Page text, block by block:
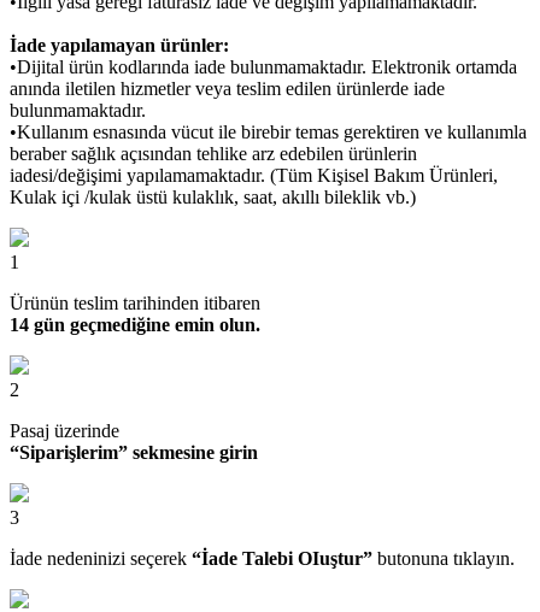
İade yapılamayan ürünler:
•Dijital ürün kodlarında iade bulunmamaktadır. Elektronik ortamda
anında iletilen hizmetler veya teslim edilen ürünlerde iade
bulunmamaktadır.
•Kullanım esnasında vücut ile birebir temas gerektiren ve kullanımla
beraber sağlık açısından tehlike arz edebilen ürünlerin
iadesi/değişimi yapılamamaktadır. (Tüm Kişisel Bakım Ürünleri,
Kulak içi /kulak üstü kulaklık, saat, akıllı bileklik vb.)
1
Ürünün teslim tarihinden itibaren
14 gün geçmediğine emin olun.
2
Pasaj üzerinde
“Siparişlerim” sekmesine girin
3
İade nedeninizi seçerek “İade Talebi OIuştur” butonuna tıklayın.